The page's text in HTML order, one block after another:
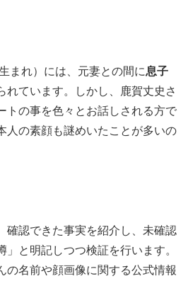
まれ）には、元妻との間に息子
れています。しかし、
鹿賀丈史さ
トの事を色々とお話しされる方で
人の素顔も謎めいたことが多いの
確認できた事実を紹介し、未確認
と明記しつつ検証を行います。
の名前や顔画像に関する公式情報